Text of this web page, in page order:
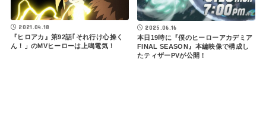
2021.04.18
『ヒロアカ』第92話｢それ行け心操く
ん！」のMVヒーローは上鳴電気！
2025.06.16
本日19時に『僕のヒーローアカデミア
FINAL SEASON』本編映像で構成し
たティザーPVが公開！